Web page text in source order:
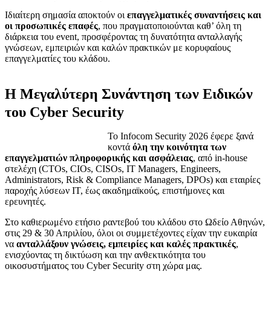
Ιδιαίτερη σημασία αποκτούν οι επαγγελματικές συναντήσεις και
οι προσωπικές επαφές, που πραγματοποιούνται καθ’ όλη τη
διάρκεια του event, προσφέροντας τη δυνατότητα ανταλλαγής
γνώσεων, εμπειριών και καλών πρακτικών με κορυφαίους
επαγγελματίες του κλάδου.
Η Μεγαλύτερη Συνάντηση των Ειδικών
του Cyber Security
Το Infocom Security 2026 έφερε ξανά
κοντά όλη την κοινότητα των
επαγγελματιών πληροφορικής και ασφάλειας, από in-house
στελέχη (CTOs, CIOs, CISOs, IT Managers, Engineers,
Administrators, Risk & Compliance Managers, DPOs) και εταιρίες
παροχής λύσεων IT, έως ακαδημαϊκούς, επιστήμονες και
ερευνητές.
Στο καθιερωμένο ετήσιο ραντεβού του κλάδου στο Ωδείο Αθηνών,
στις 29 & 30 Απριλίου, όλοι οι συμμετέχοντες είχαν την ευκαιρία
να ανταλλάξουν γνώσεις, εμπειρίες και καλές πρακτικές,
ενισχύοντας τη δικτύωση και την ανθεκτικότητα του
οικοσυστήματος του Cyber Security στη χώρα μας.